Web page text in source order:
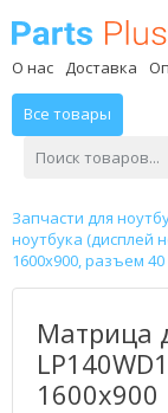
О нас Доставка
Все товары
Запчасти для
ноутбука (дисплей
1600x900, разъем 40
Матрица
1600x900